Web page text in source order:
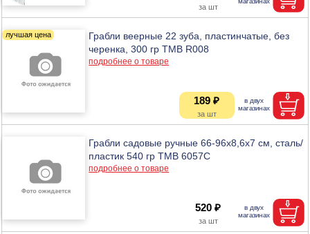
Грабли веерные 22 зуба, пластинчатые, без
черенка, 300 гр ТМВ R008
подробнее о товаре
189 ₽
Грабли садовые ручные 66-96х8,6х7 см, сталь/
пластик 540 гр ТМВ 6057C
подробнее о товаре
520 ₽